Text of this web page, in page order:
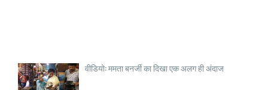
वीडियो: ममता बनर्जी का दिखा एक अलग ही अंदाज